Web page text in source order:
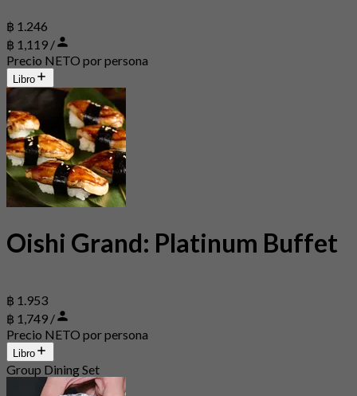
฿ 1.246
฿ 1,119 /
Precio NETO por persona
Libro
Oishi Grand: Platinum Buffet
฿ 1.953
฿ 1,749 /
Precio NETO por persona
Libro
Group Dining Set